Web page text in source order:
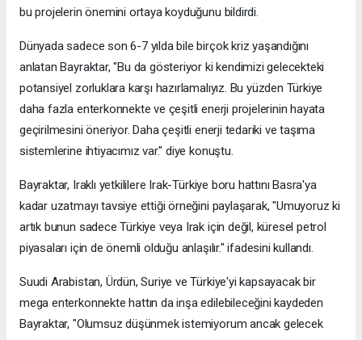
bu projelerin önemini ortaya koyduğunu bildirdi.
Dünyada sadece son 6-7 yılda bile birçok kriz yaşandığını
anlatan Bayraktar, "Bu da gösteriyor ki kendimizi gelecekteki
potansiyel zorluklara karşı hazırlamalıyız. Bu yüzden Türkiye
daha fazla enterkonnekte ve çeşitli enerji projelerinin hayata
geçirilmesini öneriyor. Daha çeşitli enerji tedariki ve taşıma
sistemlerine ihtiyacımız var." diye konuştu.
Bayraktar, Iraklı yetkililere Irak-Türkiye boru hattını Basra'ya
kadar uzatmayı tavsiye ettiği örneğini paylaşarak, "Umuyoruz ki
artık bunun sadece Türkiye veya Irak için değil, küresel petrol
piyasaları için de önemli olduğu anlaşılır." ifadesini kullandı.
Suudi Arabistan, Ürdün, Suriye ve Türkiye'yi kapsayacak bir
mega enterkonnekte hattın da inşa edilebileceğini kaydeden
Bayraktar, "Olumsuz düşünmek istemiyorum ancak gelecek